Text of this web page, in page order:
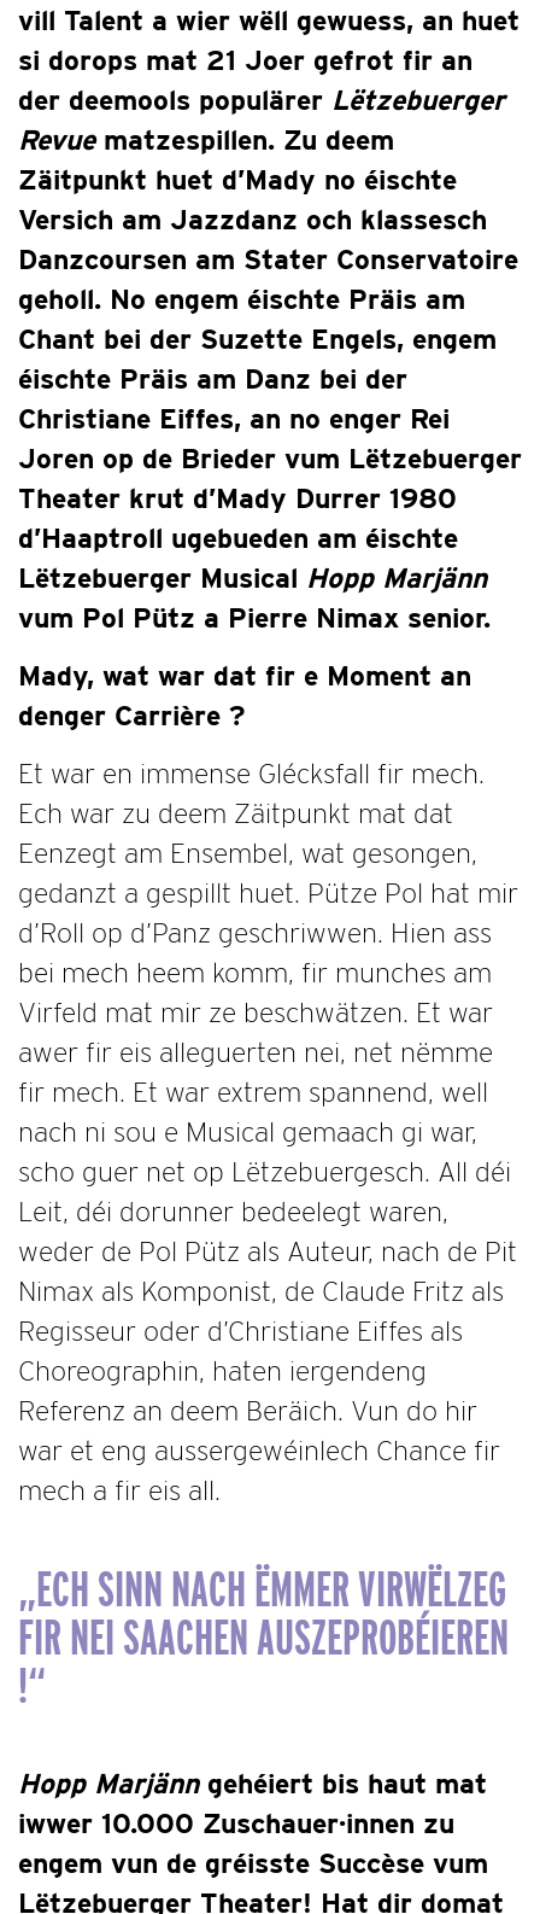
vill Talent a wier wëll gewuess, an huet
si dorops mat 21 Joer gefrot fir an
der deemools populärer Lëtzebuerger
Revue matzespillen. Zu deem
Zäitpunkt huet d’Mady no éischte
Versich am Jazzdanz och klassesch
Danzcoursen am Stater Conservatoire
geholl. No engem éischte Präis am
Chant bei der Suzette Engels, engem
éischte Präis am Danz bei der
Christiane Eiffes, an no enger Rei
Joren op de Brieder vum Lëtzebuerger
Theater krut d’Mady Durrer 1980
d’Haaptroll ugebueden am éischte
Lëtzebuerger Musical Hopp Marjänn
vum Pol Pütz a Pierre Nimax senior.
Mady, wat war dat fir e Moment an
denger Carrière ?
Et war en immense Glécksfall fir mech.
Ech war zu deem Zäitpunkt mat dat
Eenzegt am Ensembel, wat gesongen,
gedanzt a gespillt huet. Pütze Pol hat mir
d’Roll op d’Panz geschriwwen. Hien ass
bei mech heem komm, fir munches am
Virfeld mat mir ze beschwätzen. Et war
awer fir eis alleguerten nei, net nëmme
fir mech. Et war extrem spannend, well
nach ni sou e Musical gemaach gi war,
scho guer net op Lëtzebuergesch. All déi
Leit, déi dorunner bedeelegt waren,
weder de Pol Pütz als Auteur, nach de Pit
Nimax als Komponist, de Claude Fritz als
Regisseur oder d’Christiane Eiffes als
Choreographin, haten iergendeng
Referenz an deem Beräich. Vun do hir
war et eng aussergewéinlech Chance fir
mech a fir eis all.
„ECH SINN NACH ËMMER VIRWËLZEG
FIR NEI SAACHEN AUSZEPROBÉIEREN
!“
Hopp Marjänn gehéiert bis haut mat
iwwer 10.000 Zuschauer·innen zu
engem vun de gréisste Succèse vum
Lëtzebuerger Theater! Hat dir domat